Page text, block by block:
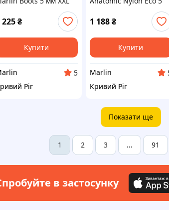
225₴
Купити
5
Ріг
підводного полювання
1 188 ₴
Купити
Marlin
Кривий Ріг
Показати ще
1 2 3 ... 91
в застосунку